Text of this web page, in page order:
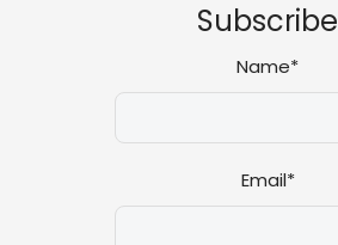
Subscribe
Name*
Email*